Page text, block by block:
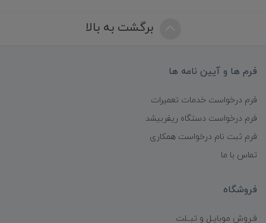
برگشت به بالا
فرم ها و آیین نامه ها
فرم درخواست خدمات تعمیرات
فرم درخواست دستگاه ریفربیشد
فرم ثبت نام درخواست همکاری
تماس با ما
فروشگاه
فـروش موبایـل و تبــلت